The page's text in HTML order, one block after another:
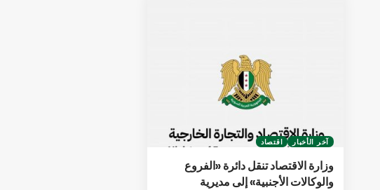
آخر الأخبار اقتصاد
وزارة الاقتصاد تنقل دائرة «الفروع
والوكالات الأجنبية» إلى مديرية